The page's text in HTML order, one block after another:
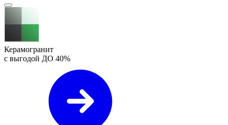
Керамогранит
с выгодой ДО 40%